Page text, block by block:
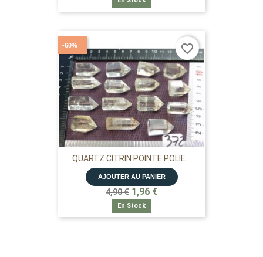
QUARTZ CITRIN POINTE POLIE...
AJOUTER AU PANIER
4,90 € 1,96 €
En Stock
-60% favorite_border